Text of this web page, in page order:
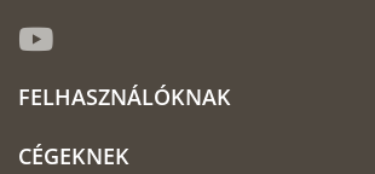
FELHASZNÁLÓKNAK
CÉGEKNEK